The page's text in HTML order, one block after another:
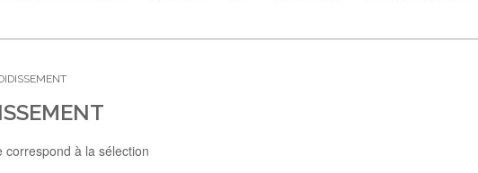
correspond à la sélection